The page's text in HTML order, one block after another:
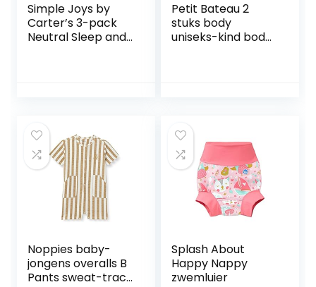
Simple Joys by
Carter’s 3-pack
Neutral Sleep and
Petit Bateau 2
stuks body
uniseks-kind body
Noppies baby-
jongens overalls B
Pants sweat-track
Splash About
Happy Nappy
zwemluier